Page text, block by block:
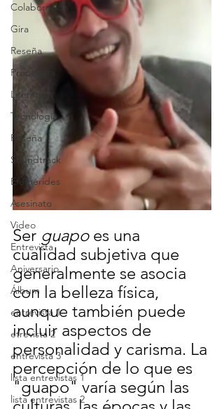
Colaboración
Gira
Reseña
Propuesta
Literatura
Tecnología
Reseña
Soundtrack
Efemérides
Asesinato
Video
Entrevista
Aniversario
Álbum
entrevista 1
etrevista 2
entrevista 3
lista entrevistas 1
lista entrevistas 2
Ser guapo es una
cualidad subjetiva que
generalmente se asocia
con la belleza física,
aunque también puede
incluir aspectos de
personalidad y carisma. La
percepción de lo que es
"guapo" varía según las